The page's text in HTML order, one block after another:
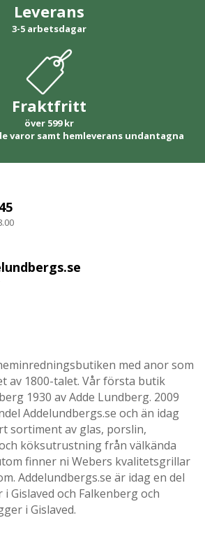
Leverans
3-5 arbetsdagar
Fraktfritt
över 599 kr
varor samt hemleverans undantagna
med anor som
av 1800-talet. Vår första butik
1930 av Adde Lundberg. 2009
Addelundbergs.se och än idag
sortiment av glas, porslin,
köksutrustning från välkända
finner ni Webers kvalitetsgrillar
Addelundbergs.se är idag en del
i Gislaved och Falkenberg och
i Gislaved.